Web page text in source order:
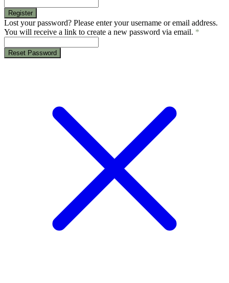
Register
Lost your password? Please enter your username or email address.
You will receive a link to create a new password via email. *
Reset Password